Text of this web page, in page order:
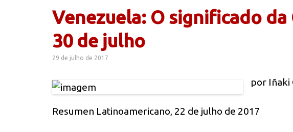
Venezuela: O significado
30 de julho
29 de julho de 2017
por Iñaki
Resumen Latinoamericano, 22 de julho de 2017